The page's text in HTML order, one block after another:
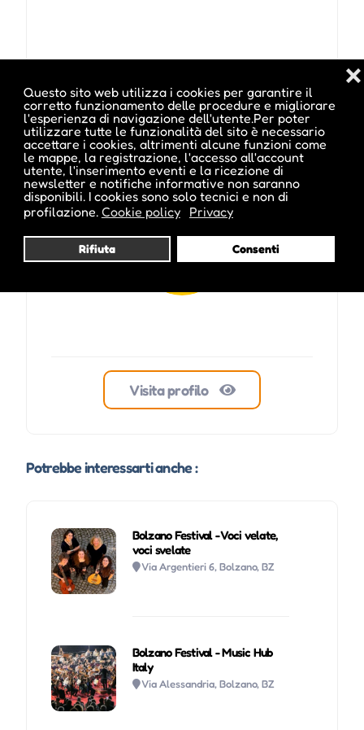
Questo sito web utilizza i cookies per garantire il
corretto funzionamento delle procedure e migliorare
l'esperienza di navigazione dell'utente.Per poter
utilizzare tutte le funzionalità del sito è necessario
accettare i cookies, altrimenti alcune funzioni come
le mappe, la registrazione, l'accesso all'account
utente, l'inserimento eventi e la ricezione di
newsletter e notifiche informative non saranno
disponibili. I cookies sono solo tecnici e non di
profilazione. Cookie policy Privacy
Rifiuta Consenti
❌
Pubblicato da :
martin_inside
Visita profilo
Potrebbe interessarti anche :
Bolzano Festival - Voci velate,
voci svelate
Via Argentieri 6, Bolzano, BZ
Bolzano Festival - Music Hub
Italy
Via Alessandria, Bolzano, BZ